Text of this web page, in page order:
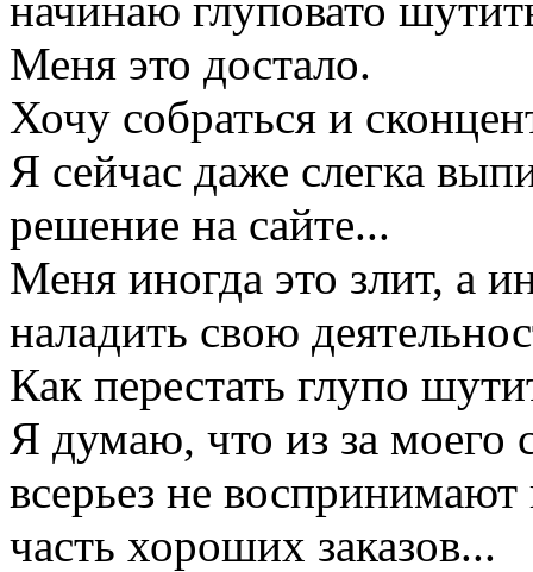
Меня это достало.
Хочу собраться и
Я сейчас даже слегка
решение на сайте...
Меня иногда это злит, а
наладить свою
Как перестать глупо
Я думаю, что из за моего
всерьез не
часть хороших заказов...